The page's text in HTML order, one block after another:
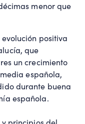
menor que
positiva
que
un crecimiento
española,
durante buena
española.